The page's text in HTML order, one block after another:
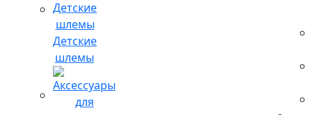
Детские
шлемы